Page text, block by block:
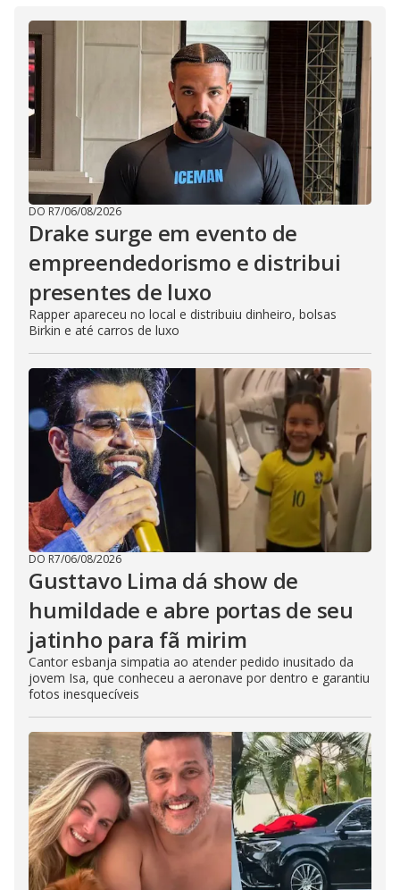
DO R7/06/08/2026
Drake surge em evento de
empreendedorismo e distribui
presentes de luxo
Rapper apareceu no local e distribuiu dinheiro, bolsas
Birkin e até carros de luxo
DO R7/06/08/2026
Gusttavo Lima dá show de
humildade e abre portas de seu
jatinho para fã mirim
Cantor esbanja simpatia ao atender pedido inusitado da
jovem Isa, que conheceu a aeronave por dentro e garantiu
fotos inesquecíveis